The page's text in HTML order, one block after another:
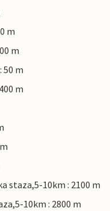
m
m
50 m
m
staza,5-10km : 2100 m
10km : 2800 m